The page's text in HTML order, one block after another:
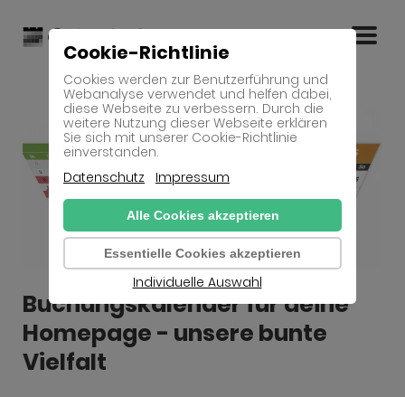
Cookie-Richtlinie
Cookies werden zur Benutzerführung und
Webanalyse verwendet und helfen dabei,
diese Webseite zu verbessern. Durch die
weitere Nutzung dieser Webseite erklären
Sie sich mit unserer Cookie-Richtlinie
einverstanden.
Datenschutz
Impressum
Alle Cookies akzeptieren
Essentielle Cookies akzeptieren
Individuelle Auswahl
Buchungskalender für deine
Homepage - unsere bunte
Vielfalt